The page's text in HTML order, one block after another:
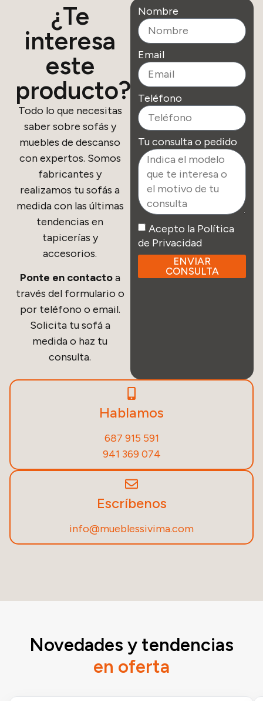
Nombre
Email
Teléfono
Tu consulta o pedido
Acepto la Política
de Privacidad
ENVIAR
CONSULTA
¿Te
interesa
este
producto?
Todo lo que necesitas
saber sobre sofás y
muebles de descanso
con expertos. Somos
fabricantes y
realizamos tu sofás a
medida con las últimas
tendencias en
tapicerías y
accesorios.
Ponte en contactoa
través del formulario o
por teléfono o email.
Solicita tu sofá a
medida o haz tu
consulta.
Hablamos
687 915 591
941 369 074
Escríbenos
info@mueblessivima.com
Novedades y tendencias
en oferta